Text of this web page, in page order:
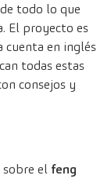
todo lo que
El proyecto es
cuenta en inglés
todas estas
consejos y
sobre el feng